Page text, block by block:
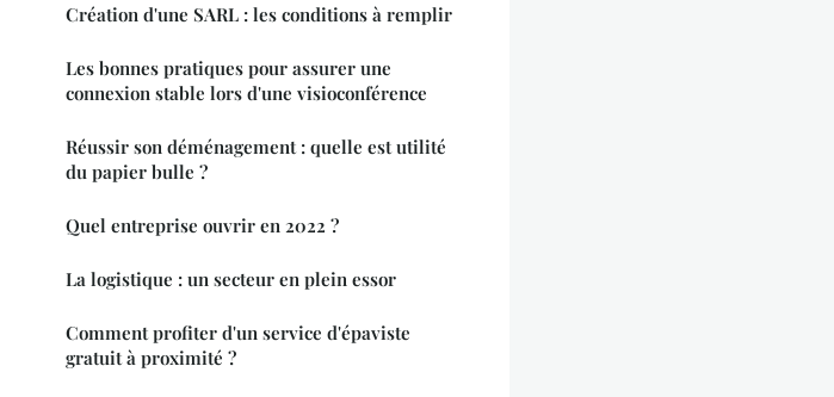
Création d'une SARL : les conditions à remplir
Les bonnes pratiques pour assurer une
connexion stable lors d'une visioconférence
Réussir son déménagement : quelle est utilité
du papier bulle ?
Quel entreprise ouvrir en 2022 ?
La logistique : un secteur en plein essor
Comment profiter d'un service d'épaviste
gratuit à proximité ?